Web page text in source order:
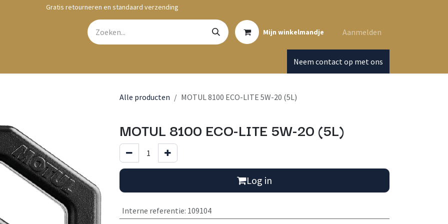
Gratis retourneren en standaard verzending
Mijn winkelmandje Aanmelden
Neem contact op met ons
Alle producten MOTUL 8100 ECO-LITE 5W-20 (5L)
MOTUL 8100 ECO-LITE 5W-20 (5L)
Log in
Interne referentie: 109104